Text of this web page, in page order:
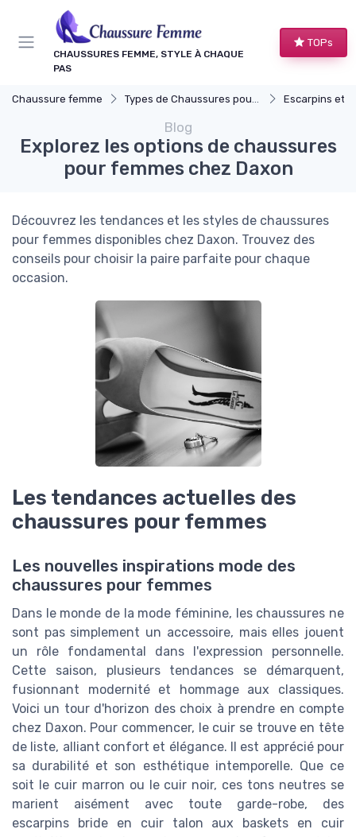
CHAUSSURES FEMME, STYLE À CHAQUE
PAS
TOPs
Chaussure femme Types de Chaussures pour Femmes Escarpins et
Blog
Explorez les options de chaussures
pour femmes chez Daxon
Découvrez les tendances et les styles de chaussures
pour femmes disponibles chez Daxon. Trouvez des
conseils pour choisir la paire parfaite pour chaque
occasion.
Les tendances actuelles des
chaussures pour femmes
Les nouvelles inspirations mode des
chaussures pour femmes
Dans le monde de la mode féminine, les chaussures ne
sont pas simplement un accessoire, mais elles jouent
un rôle fondamental dans l'expression personnelle.
Cette saison, plusieurs tendances se démarquent,
fusionnant modernité et hommage aux classiques.
Voici un tour d'horizon des choix à prendre en compte
chez Daxon. Pour commencer, le cuir se trouve en tête
de liste, alliant confort et élégance. Il est apprécié pour
sa durabilité et son esthétique intemporelle. Que ce
soit le cuir marron ou le cuir noir, ces tons neutres se
marient aisément avec toute garde-robe, des
escarpins bride en cuir talon aux baskets en cuir
Panneau de gestion des cookies